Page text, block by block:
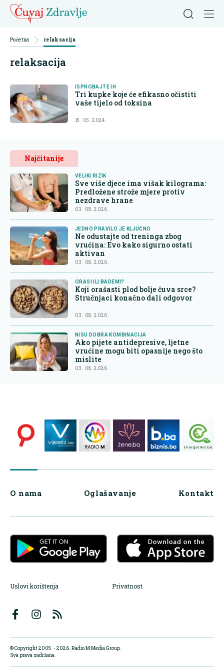
Početna relaksacija
relaksacija
ISPROBAJTE IH
Tri kupke koje će efikasno očistiti
vaše tijelo od toksina
15. 05. 2024.
Najčitanije
VELIKI RIZIK
Sve više djece ima višak kilograma:
Predložene strože mjere protiv
nezdrave hrane
03. 08. 2026.
JEDNO PRAVILO JE KLJUČNO
Ne odustajte od treninga zbog
vrućina: Evo kako sigurno ostati
aktivan
03. 08. 2026.
ORASI ILI BADEMI?
Koji orašasti plod bolje čuva srce?
Stručnjaci konačno dali odgovor
03. 08. 2026.
NISU DOBRA KOMBINACIJA
Ako pijete antidepresive, ljetne
vrućine mogu biti opasnije nego što
mislite
03. 08. 2026.
O nama Oglašavanje Kontakt
Uslovi korištenja Privatnost
© Copyright 2005. - 2026. Radio M Media Group.
Sva prava zadržana.